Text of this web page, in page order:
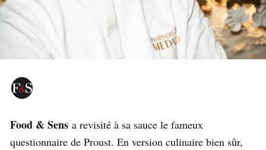
Food & Sens a revisité à sa sauce le fameux
questionnaire de Proust. En version culinaire bien sûr,